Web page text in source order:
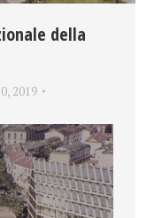
della
2019